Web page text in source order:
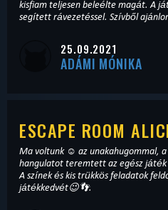
kisfiam teljesen beleélte magát. A
segített rávezetéssel. Szívből
25.09.2021
ADÁMI MÓNIKA
ESCAPE ROOM
Ma voltunk ☺️ az unakahugommal,
hangulatot teremtett az egész
A színek és kis trükkös feladatok
játékkedvét😉👣.